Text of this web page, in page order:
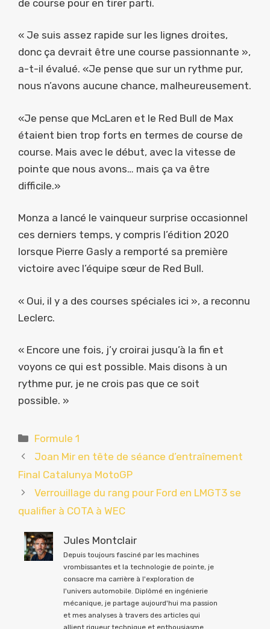
de course pour en tirer parti.
« Je suis assez rapide sur les lignes droites,
donc ça devrait être une course passionnante »,
a-t-il évalué. «Je pense que sur un rythme pur,
nous n’avons aucune chance, malheureusement.
«Je pense que McLaren et le Red Bull de Max
étaient bien trop forts en termes de course de
course. Mais avec le début, avec la vitesse de
pointe que nous avons… mais ça va être
difficile.»
Monza a lancé le vainqueur surprise occasionnel
ces derniers temps, y compris l’édition 2020
lorsque Pierre Gasly a remporté sa première
victoire avec l’équipe sœur de Red Bull.
« Oui, il y a des courses spéciales ici », a reconnu
Leclerc.
« Encore une fois, j’y croirai jusqu’à la fin et
voyons ce qui est possible. Mais disons à un
rythme pur, je ne crois pas que ce soit
possible. »
Catégories
Formule 1
Joan Mir en tête de séance d’entraînement
Final Catalunya MotoGP
Verrouillage du rang pour Ford en LMGT3 se
qualifier à COTA à WEC
Jules Montclair
Depuis toujours fasciné par les machines
vrombissantes et la technologie de pointe, je
consacre ma carrière à l'exploration de
l'univers automobile. Diplômé en ingénierie
mécanique, je partage aujourd'hui ma passion
et mes analyses à travers des articles qui